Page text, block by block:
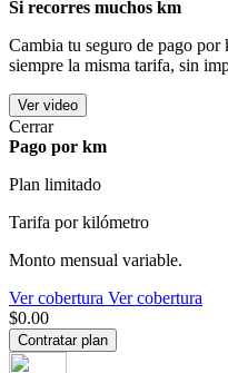
Si recorres muchos km
Cambia tu seguro de pago por
siempre la misma tarifa, sin
Ver video
Cerrar
Pago por km
Plan limitado
Tarifa por kilómetro
Monto mensual variable.
Ver cobertura Ver cobertura
$0.00
Contratar plan